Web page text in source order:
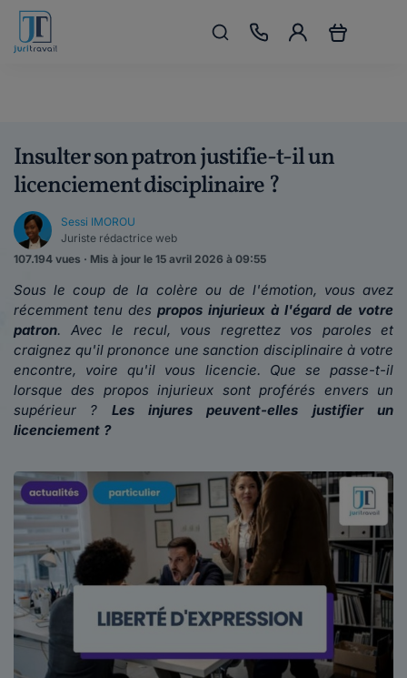
Insulter son patron justifie-t-il un
licenciement disciplinaire ?
Sessi IMOROU
Juriste rédactrice web
107.194 vues · Mis à jour le 15 avril 2026 à 09:55
Sous le coup de la colère ou de l'émotion, vous avez
récemment tenu des propos injurieux à l'égard de votre
patron. Avec le recul, vous regrettez vos paroles et
craignez qu'il prononce une sanction disciplinaireà votre
encontre, voire qu'il vous licencie. Que se passe-t-il
lorsque des propos injurieux sont proférés envers un
supérieur ? Les injures peuvent-elles justifier un
licenciement ?